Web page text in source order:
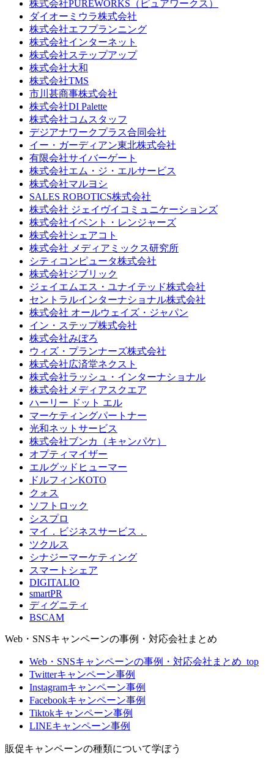
株式会社PUREWORKS（ピュアワークス）
ダイオーミウラ株式会社
株式会社エフプランニング
株式会社インターネット
株式会社ステップアップ
株式会社大和
株式会社TMS
市川甚商事株式会社
株式会社DI Palette
株式会社コムスタッフ
デジアナワークプラス合同会社
イー・ガーディアン東北株式会社
有限会社サイバーゲート
株式会社エム・ジ・エルサービス
株式会社マルヨシ
SALES ROBOTICS株式会社
株式会社 ジェイヴイコミュニケーションズ
株式会社イベント・レンジャーズ
株式会社シェアコト
株式会社 メディアミックス研究所
シティコンピュータ株式会社
株式会社ジブリック
ジェイエムエス・ユナイテッド株式会社
セントラルインターナショナル株式会社
株式会社 オールウェイズ・ジャパン
イン・ステップ株式会社
株式会社みぼろ
ウィズ・プランナーズ株式会社
株式会社広済堂ネクスト
株式会社ラッシュ・インターナショナル
株式会社メディアスクエア
ハーリー ドット エル
マーケティングパートナー
光和ネットサービス
株式会社ブンカ（キャンパケ）
オプティマイザー
エルグッドヒューマー
ドルフィンKOTO
クォス
ソフトロック
シスプロ
マイ．ビジネスサービス．
ツクルス
シナジーマーケティング
スマートシェア
DIGITALIO
smartPR
ディグニティ
BSCAM
Web・SNSキャンペーンの事例・対応会社まとめ
Web・SNSキャンペーンの事例・対応会社まとめ_top
Twitterキャンペーン事例
Instagramキャンペーン事例
Facebookキャンペーン事例
Tiktokキャンペーン事例
LINEキャンペーン事例
販促キャンペーンの種類について学ぼう